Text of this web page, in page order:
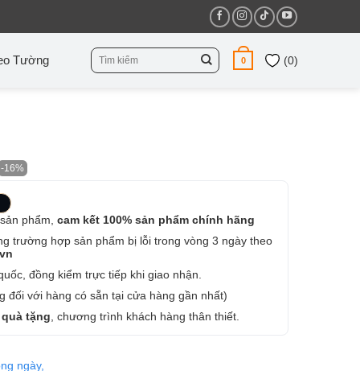
Tường
Tìm
kiếm:
0 (0)
-16%
phẩm, cam kết 100% sản phẩm chính hãng
trường hợp sản phẩm bị lỗi trong vòng 3 ngày theo
đồng kiểm trực tiếp khi giao nhận.
đối với hàng có sẵn tại cửa hàng gần nhất)
tặng , chương trình khách hàng thân thiết.
ngày,